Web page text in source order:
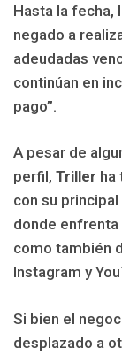
Hasta la fecha,
negado a
adeudadas
continúan en
pago”.
A pesar de
perfil, Triller ha
con su
donde enfrenta
como también
Instagram y
Si bien el
desplazado a